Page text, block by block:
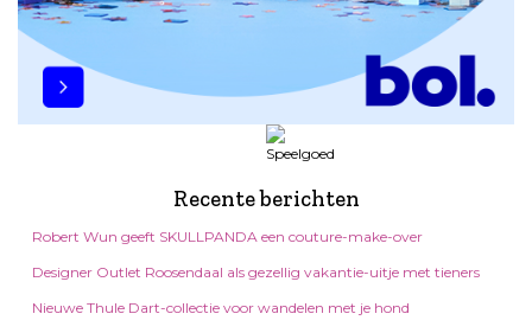
Recente berichten
Robert Wun geeft SKULLPANDA een couture-make-over
Designer Outlet Roosendaal als gezellig vakantie-uitje met tieners
Nieuwe Thule Dart-collectie voor wandelen met je hond